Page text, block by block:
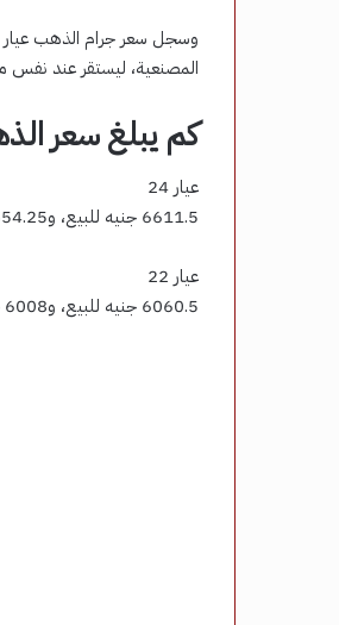
المصنعية، ليستقر عند نفس
كم يبلغ سعر
عيار 24
6611.5 جنيه للبيع، و6554.25 جنيه للشراء.
عيار 22
6060.5 جنيه للبيع، و6008 جنيهات للشراء.